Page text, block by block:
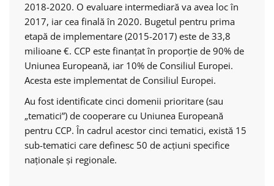
2018-2020. O evaluare intermediară va avea loc în
2017, iar cea finală în 2020. Bugetul pentru prima
etapă de implementare (2015-2017) este de 33,8
milioane €. CCP este finanțat în proporție de 90% de
Uniunea Europeană, iar 10% de Consiliul Europei.
Acesta este implementat de Consiliul Europei.
Au fost identificate cinci domenii prioritare (sau
„tematici”) de cooperare cu Uniunea Europeană
pentru CCP. În cadrul acestor cinci tematici, există 15
sub-tematici care definesc 50 de acțiuni specifice
naționale și regionale.